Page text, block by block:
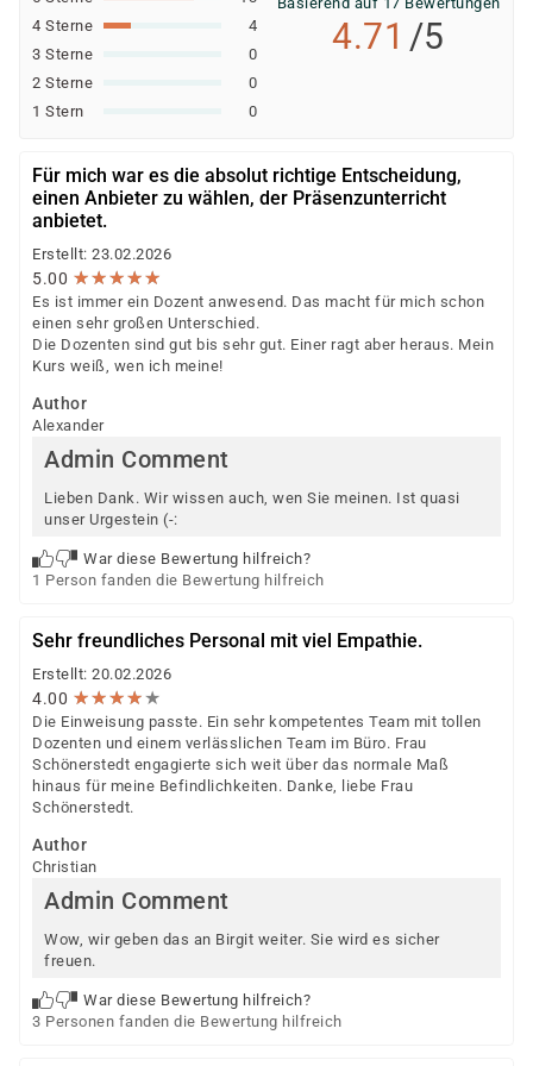
4 Sterne
4
3 Sterne
0
2 Sterne
0
1 Stern
0
4.71 /5
Für mich war es die absolut richtige Entscheidung,
einen Anbieter zu wählen, der Präsenzunterricht
anbietet.
Erstellt: 23.02.2026
5.00 ★★★★★
★★★★★
Es ist immer ein Dozent anwesend. Das macht für mich schon
einen sehr großen Unterschied.
Die Dozenten sind gut bis sehr gut. Einer ragt aber heraus. Mein
Kurs weiß, wen ich meine!
Author
Alexander
Admin Comment
Lieben Dank. Wir wissen auch, wen Sie meinen. Ist quasi
unser Urgestein (-:
War diese Bewertung hilfreich?
1 Person fanden die Bewertung hilfreich
Sehr freundliches Personal mit viel Empathie.
Erstellt: 20.02.2026
4.00 ★★★★★
★★★★★
Die Einweisung passte. Ein sehr kompetentes Team mit tollen
Dozenten und einem verlässlichen Team im Büro. Frau
Schönerstedt engagierte sich weit über das normale Maß
hinaus für meine Befindlichkeiten. Danke, liebe Frau
Schönerstedt.
Author
Christian
Admin Comment
Wow, wir geben das an Birgit weiter. Sie wird es sicher
freuen.
War diese Bewertung hilfreich?
3 Personen fanden die Bewertung hilfreich